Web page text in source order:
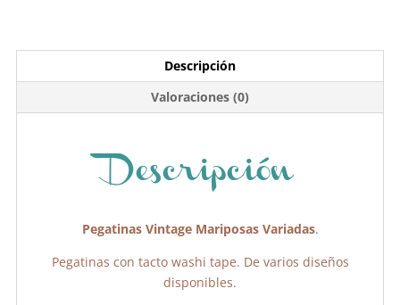
e
b
o
k
er
A
p
p
ar
tir
Descripción
Valoraciones (0)
Descripción
Pegatinas Vintage Mariposas Variadas.
Pegatinas con tacto washi tape. De varios diseños
disponibles.